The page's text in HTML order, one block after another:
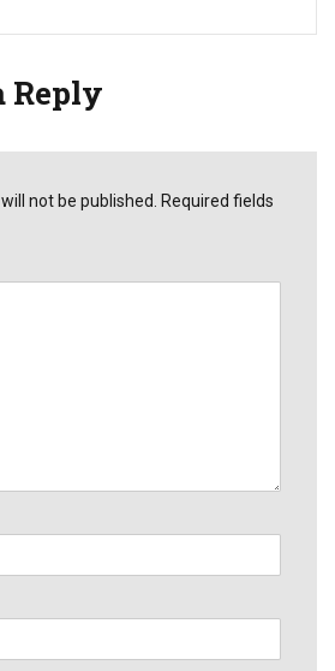
Reply
not be published. Required fields